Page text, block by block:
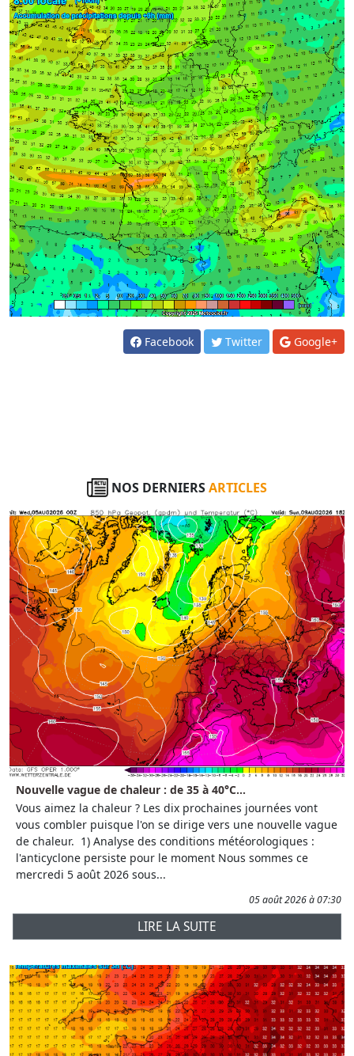
Facebook Twitter Google+
NOS DERNIERSARTICLES
Nouvelle vague de chaleur : de 35 à 40°C...
Vous aimez la chaleur ? Les dix prochaines journées vont
vous combler puisque l'on se dirige vers une nouvelle vague
de chaleur. 1) Analyse des conditions météorologiques :
l'anticyclone persiste pour le moment Nous sommes ce
mercredi 5 août 2026 sous...
05 août 2026 à 07:30
LIRE LA SUITE